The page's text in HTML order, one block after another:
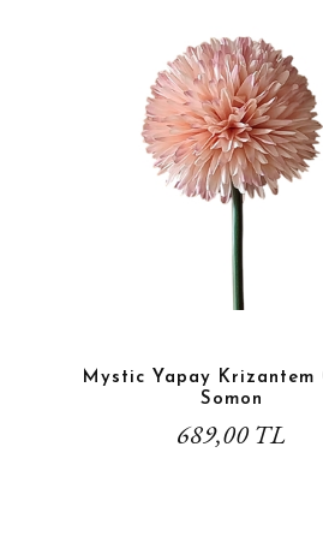
Mystic Yapay Krizantem
Somon
689,00 TL